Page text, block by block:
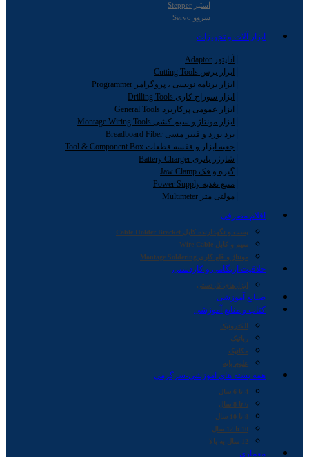
استپر Stepper
سروو Servo
ابزار آلات و تجهیزات
آداپتور Adaptor
ابزار برش Cutting Tools
ابزار برنامه نویسی ، پروگرامر Programmer
ابزار سوراخ کاری Drilling Tools
ابزار عمومی پرکاربرد General Tools
ابزار مونتاژ و سیم کشی Montage Wiring Tools
برد بورد و فیبر مسی Breadboard Fiber
جعبه ابزار و قفسه قطعات Tool & Component Box
شارژر باتری Battery Charger
گیره و فک Jaw Clamp
منبع تغذیه Power Supply
مولتی متر Multimeter
اقلام مصرفی
بست و نگهدارنده کابل Cable Holder Bracket
سیم و کابل Wire Cable
مونتاژ و قلع کاری Montage Soldering
خلاقیت اریگامی و کاردستی
ابزارهای کاردستی
صنایع آموزشی
کتاب و منابع آموزشی
الکترونیک
رباتیک
مکانیک
علوم پایه
همه بسته های آموزشی-سرگرمی
4 تا 6 سال
6 تا 8 سال
8 تا 10 سال
10 تا 12 سال
12 سال به بالا
معماری